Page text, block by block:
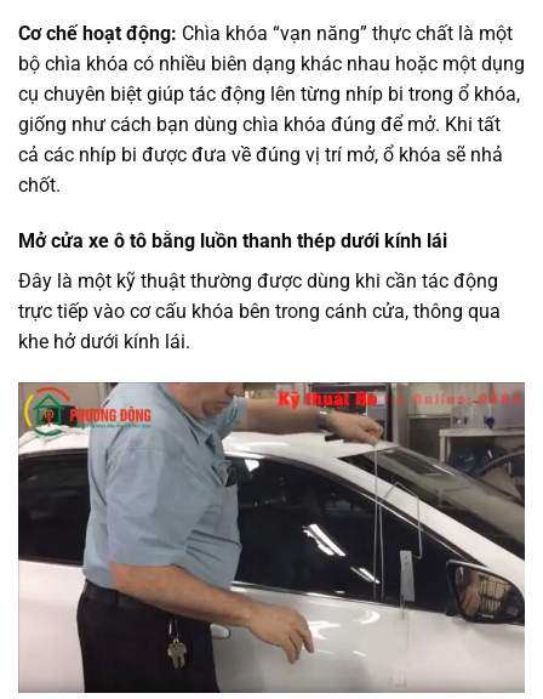
Cơ chế hoạt động: Chìa khóa “vạn năng” thực chất là một
bộ chìa khóa có nhiều biên dạng khác nhau hoặc một dụng
cụ chuyên biệt giúp tác động lên từng nhíp bi trong ổ khóa,
giống như cách bạn dùng chìa khóa đúng để mở. Khi tất
cả các nhíp bi được đưa về đúng vị trí mở, ổ khóa sẽ nhả
chốt.
Mở cửa xe ô tô bằng luồn thanh thép dưới kính lái
Đây là một kỹ thuật thường được dùng khi cần tác động
trực tiếp vào cơ cấu khóa bên trong cánh cửa, thông qua
khe hở dưới kính lái.